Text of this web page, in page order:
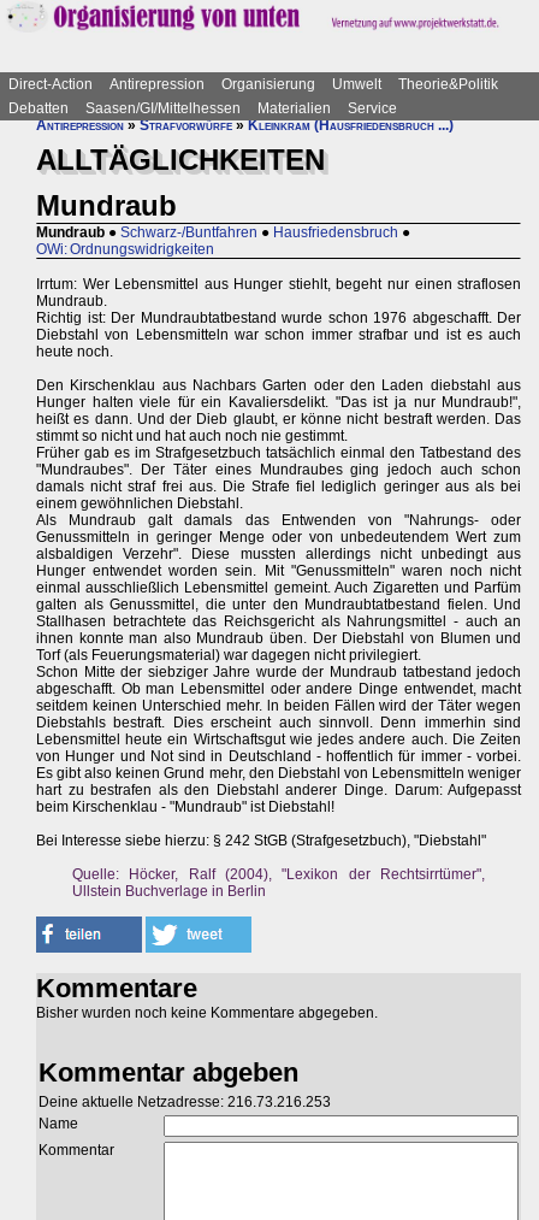
Direct-Action Antirepression Organisierung Umwelt
Theorie&Politik
Debatten
Saasen/GI/Mittelhessen Materialien
Service
Antirepression»Strafvorwürfe»Kleinkram (Hausfriedensbruch ...)
ALLTÄGLICHKEITEN
Mundraub
Mundraub ● Schwarz-/Buntfahren ● Hausfriedensbruch ●
OWi: Ordnungswidrigkeiten
Irrtum: Wer Lebensmittel aus Hunger stiehlt, begeht nur einen straflosen
Mundraub.
Richtig ist: Der Mundraubtatbestand wurde schon 1976 abgeschafft. Der
Diebstahl von Lebensmitteln war schon immer strafbar und ist es auch
heute noch.
Den Kirschenklau aus Nachbars Garten oder den Laden diebstahl aus
Hunger halten viele für ein Kavaliersdelikt. "Das ist ja nur Mundraub!",
heißt es dann. Und der Dieb glaubt, er könne nicht bestraft werden. Das
stimmt so nicht und hat auch noch nie gestimmt.
Früher gab es im Strafgesetzbuch tatsächlich einmal den Tatbestand des
"Mundraubes". Der Täter eines Mundraubes ging jedoch auch schon
damals nicht straf frei aus. Die Strafe fiel lediglich geringer aus als bei
einem gewöhnlichen Diebstahl.
Als Mundraub galt damals das Entwenden von "Nahrungs- oder
Genussmitteln in geringer Menge oder von unbedeutendem Wert zum
alsbaldigen Verzehr". Diese mussten allerdings nicht unbedingt aus
Hunger entwendet worden sein. Mit "Genussmitteln" waren noch nicht
einmal ausschließlich Lebensmittel gemeint. Auch Zigaretten und Parfüm
galten als Genussmittel, die unter den Mundraubtatbestand fielen. Und
Stallhasen betrachtete das Reichsgericht als Nahrungsmittel - auch an
ihnen konnte man also Mundraub üben. Der Diebstahl von Blumen und
Torf (als Feuerungsmaterial) war dagegen nicht privilegiert.
Schon Mitte der siebziger Jahre wurde der Mundraub tatbestand jedoch
abgeschafft. Ob man Lebensmittel oder andere Dinge entwendet, macht
seitdem keinen Unterschied mehr. ln beiden Fällen wird der Täter wegen
Diebstahls bestraft. Dies erscheint auch sinnvoll. Denn immerhin sind
Lebensmittel heute ein Wirtschaftsgut wie jedes andere auch. Die Zeiten
von Hunger und Not sind in Deutschland - hoffentlich für immer - vorbei.
Es gibt also keinen Grund mehr, den Diebstahl von Lebensmitteln weniger
hart zu bestrafen als den Diebstahl anderer Dinge. Darum: Aufgepasst
beim Kirschenklau - "Mundraub" ist Diebstahl!
Bei Interesse siebe hierzu: § 242 StGB (Strafgesetzbuch), "Diebstahl"
Quelle: Höcker, Ralf (2004), "Lexikon der Rechtsirrtümer",
Ullstein Buchverlage in Berlin
Kommentare
Bisher wurden noch keine Kommentare abgegeben.
Kommentar abgeben
Deine aktuelle Netzadresse: 216.73.216.253
Name
Kommentar